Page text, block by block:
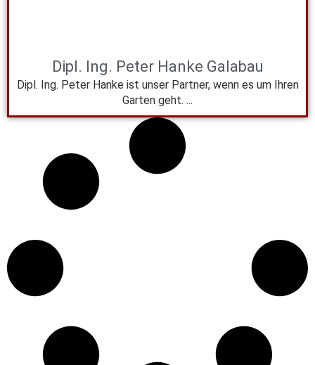
Dipl. Ing. Peter Hanke Galabau
Dipl. Ing. Peter Hanke ist unser Partner, wenn es um Ihren
Garten geht. ...